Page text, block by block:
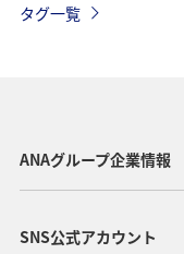
経由地および乗
タグ一覧
ANAグループ企業情報
SNS公式アカウント